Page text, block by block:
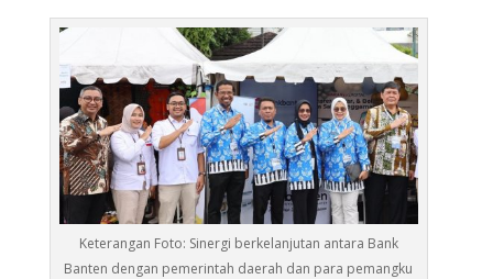
Keterangan Foto: Sinergi berkelanjutan antara Bank
Banten dengan pemerintah daerah dan para pemangku